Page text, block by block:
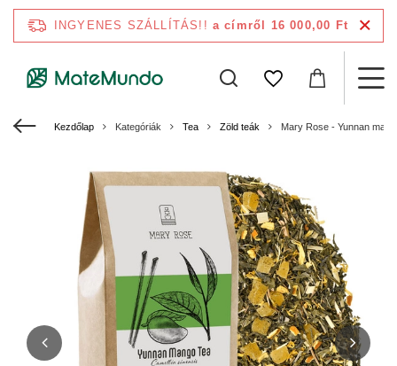
INGYENES SZÁLLÍTÁS!! a címről 16 000,00 Ft
Kezdőlap Kategóriák Tea Zöld teák Mary Rose - Yunnan